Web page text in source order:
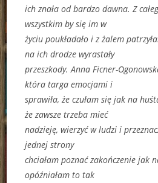
ich znała od bardzo dawna. Z
wszystkim by się im w
życiu poukładało i z żalem
na ich drodze wyrastały
przeszkody. Anna Ficner-
która targa emocjami i
sprawiła, że czułam się jak na
że zawsze trzeba mieć
nadzieję, wierzyć w ludzi i
jednej strony
chciałam poznać zakończenie jak
opóźniałam to tak